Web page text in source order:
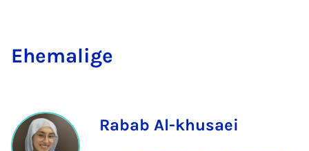
Ehem­a­lige
Rabab Al-khusaei